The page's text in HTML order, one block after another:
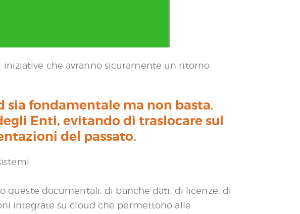
iniziative che avranno sicuramente un ritorno
sia fondamentale ma non basta.
Enti, evitando di traslocare sul
del passato.
queste documentali, di banche dati, di licenze, di
integrate su cloud che permettono alle